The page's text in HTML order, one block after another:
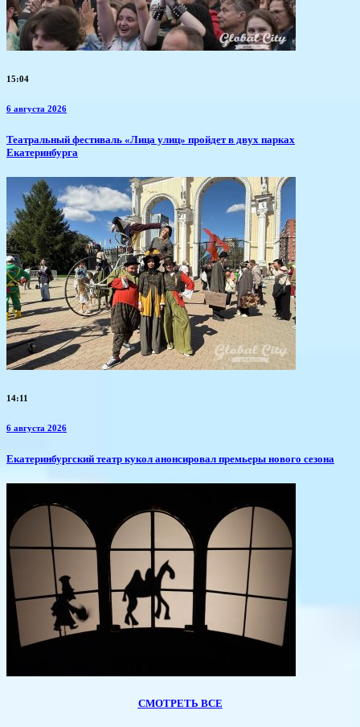
15:04
6 августа 2026
​Театральный фестиваль «Лица улиц» пройдет в двух парках
Екатеринбурга
14:11
6 августа 2026
​Екатеринбургский театр кукол анонсировал премьеры нового сезона
СМОТРЕТЬ ВСЕ